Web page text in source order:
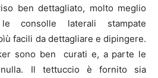
ben dettagliato, molto meglio
le consolle laterali stampate
facili da dettagliare e dipingere.
sono ben curati e, a parte le
Il tettuccio è fornito sia